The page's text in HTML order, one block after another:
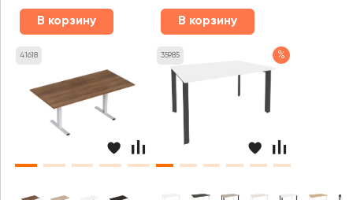
В корзину В корзину
41618 35985 %